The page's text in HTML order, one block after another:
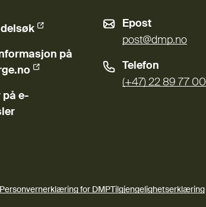
på
på e-
lenke)
Epost
post@dmp.no
Telefon
(+47) 22 89 77 00
Personvernerklæring for DMP Tilgjengelighetserklæring
(Ekstern lenke)